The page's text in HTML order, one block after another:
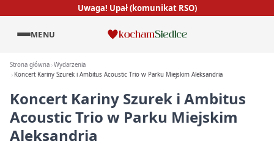
Uwaga! Upał (komunikat RSO)
MENU
Strona główna Wydarzenia
Koncert Kariny Szurek i Ambitus Acoustic Trio w Parku Miejskim Aleksandria
Koncert Kariny Szurek i Ambitus
Acoustic Trio w Parku Miejskim
Aleksandria